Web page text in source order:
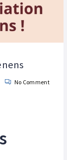
No Comment